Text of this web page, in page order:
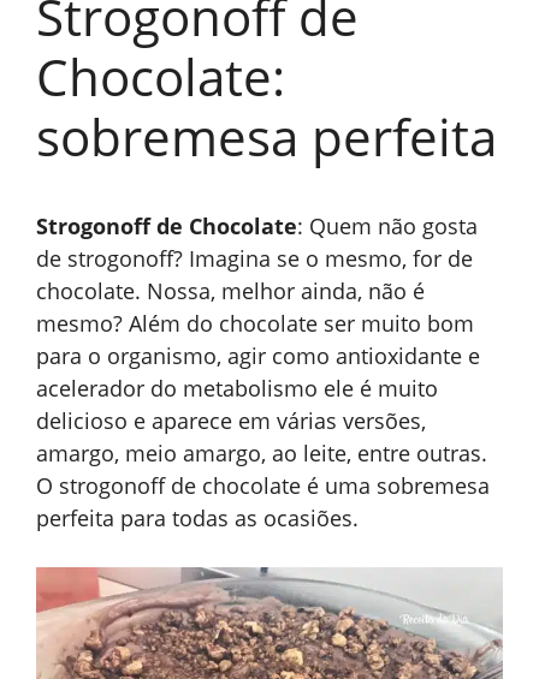
Strogonoff de
Chocolate:
sobremesa perfeita
Strogonoff de Chocolate: Quem não gosta
de strogonoff? Imagina se o mesmo, for de
chocolate. Nossa, melhor ainda, não é
mesmo? Além do chocolate ser muito bom
para o organismo, agir como antioxidante e
acelerador do metabolismo ele é muito
delicioso e aparece em várias versões,
amargo, meio amargo, ao leite, entre outras.
O strogonoff de chocolate é uma sobremesa
perfeita para todas as ocasiões.